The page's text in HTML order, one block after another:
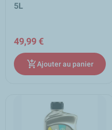
5L
49,99 €
add_shopping_cartAjouter au panier